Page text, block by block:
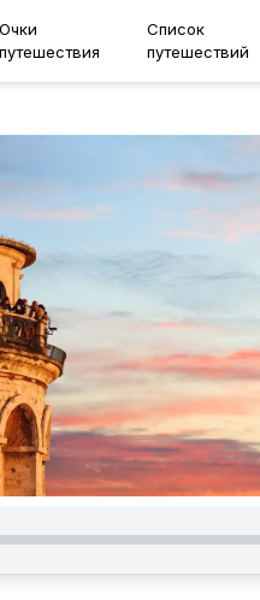
Очки
путешествия
Список
путешествий